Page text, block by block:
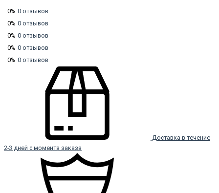
0% 0 отзывов
0% 0 отзывов
0% 0 отзывов
0% 0 отзывов
0% 0 отзывов
Доставка в течение
2-3 дней с момента заказа